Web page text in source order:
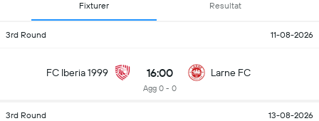
Fixturer Resultat
3rd Round 11-08-2026
FC Iberia 1999 16:00
Agg 0 - 0
Larne FC
3rd Round 13-08-2026